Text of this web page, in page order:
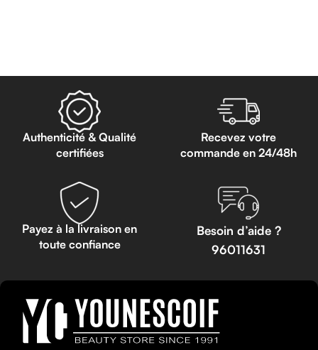
Authenticité & Qualité
certifiées
Recevez votre
commande en 24/48h
Payez à la livraison en
toute confiance
Besoin d’aide ?
96011631